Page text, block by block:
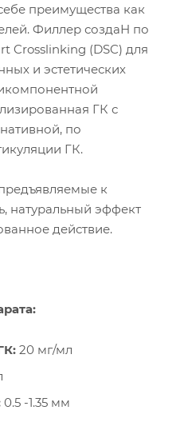
преимущества как
Филлер создаН по
Crosslinking (DSC) для
и эстетических
ГК с
по
ГК.
к
натуральный эффект
действие.
20 мг/мл
0.5 -1.35 мм